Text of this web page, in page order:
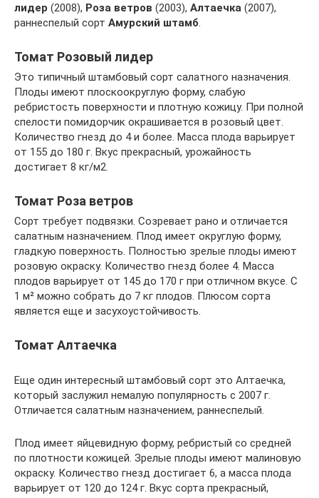
лидер (2008), Роза ветров (2003), Алтаечка (2007),
раннеспелый сорт Амурский штамб
Томат Розовый лидер
Это типичный штамбовый сорт салатного назначения.
Плоды имеют плоскоокруглую форму, слабую
ребристость поверхности и плотную кожицу. При полной
спелости помидорчик окрашивается в розовый цвет.
Количество гнезд до 4 и более. Масса плода варьирует
от 155 до 180 г. Вкус прекрасный, урожайность
достигает 8 кг/м2.
Томат Роза ветров
Сорт требует подвязки. Созревает рано и отличается
салатным назначением. Плод имеет округлую форму,
гладкую поверхность. Полностью зрелые плоды имеют
розовую окраску. Количество гнезд более 4. Масса
плодов варьирует от 145 до 170 г при отличном вкусе. С
1 м² можно собрать до 7 кг плодов. Плюсом сорта
является еще и засухоустойчивость.
Томат Алтаечка
Еще один интересный штамбовый сорт это Алтаечка,
который заслужил немалую популярность с 2007 г.
Отличается салатным назначением, раннеспелый.
Плод имеет яйцевидную форму, ребристый со средней
по плотности кожицей. Зрелые плоды имеют малиновую
окраску. Количество гнезд достигает 6, а масса плода
варьирует от 120 до 124 г. Вкус сорта прекрасный,